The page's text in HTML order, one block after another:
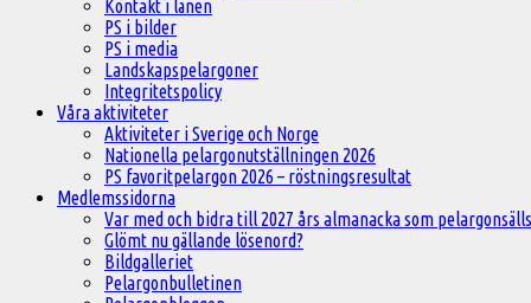
Kontakt i länen
PS i bilder
PS i media
Landskapspelargoner
Integritetspolicy
Våra aktiviteter
Aktiviteter i Sverige och Norge
Nationella pelargonutställningen 2026
PS favoritpelargon 2026 – röstningsresultat
Medlemssidorna
Var med och bidra till 2027 års almanacka som
Glömt nu gällande lösenord?
Bildgalleriet
Pelargonbulletinen